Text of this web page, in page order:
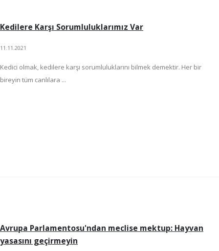
Kedilere Karşı Sorumluluklarımız Var
11.11.2021
Kedici olmak, kedilere karşı sorumluluklarını bilmek demektir. Her bir
bireyin tüm canlılara ...
Avrupa Parlamentosu'ndan meclise mektup: Hayvan
yasasını geçirmeyin